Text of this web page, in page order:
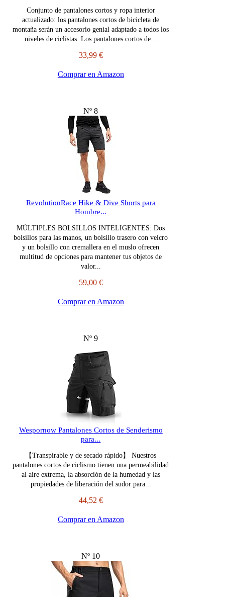
Conjunto de pantalones cortos y ropa interior
actualizado: los pantalones cortos de bicicleta de
montaña serán un accesorio genial adaptado a todos los
niveles de ciclistas. Los pantalones cortos de...
33,99 €
Comprar en Amazon
Nº 8
RevolutionRace Hike & Dive Shorts para
Hombre...
MÚLTIPLES BOLSILLOS INTELIGENTES: Dos
bolsillos para las manos, un bolsillo trasero con velcro
y un bolsillo con cremallera en el muslo ofrecen
multitud de opciones para mantener tus objetos de
valor...
59,00 €
Comprar en Amazon
Nº 9
Wespornow Pantalones Cortos de Senderismo
para...
【Transpirable y de secado rápido】 Nuestros
pantalones cortos de ciclismo tienen una permeabilidad
al aire extrema, la absorción de la humedad y las
propiedades de liberación del sudor para...
44,52 €
Comprar en Amazon
Nº 10